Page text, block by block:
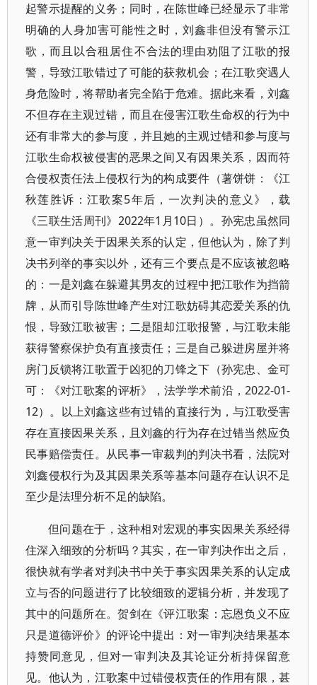
起警示提醒的义务；同时，在陈世峰已经显示了非常
明确的人身加害可能性之时，刘鑫非但没有警示江
歌，而且以合租居住不合法的理由劝阻了江歌的报
警，导致江歌错过了可能的获救机会；在江歌突遇人
身危险时，将帮助者完全陷于危难。据此来看，刘鑫
不但存在主观过错，而且在侵害江歌生命权的行为中
还有非常大的参与度，并且她的主观过错和参与度与
江歌生命权被侵害的恶果之间又有因果关系，因而符
合侵权责任法上侵权行为的构成要件（薯饼饼：《江
秋莲胜诉：江歌案5年后，一次判决的意义》，载
《三联生活周刊》2022年1月10日）。孙宪忠虽然同
意一审判决关于因果关系的认定，但他认为，除了判
决书列举的事实以外，还有三个要点是不应该被忽略
的：一是刘鑫在躲避其男友的过程中把江歌作为挡箭
牌，从而引导陈世峰产生对江歌妨碍其恋爱关系的仇
恨，导致江歌被害；二是阻却江歌报警，与江歌未能
获得警察保护负有直接责任；三是自己躲进房屋并将
房门反锁将江歌置于凶犯的刀锋之下（孙宪忠、金可
可：《对江歌案的评析》，法学学术前沿，2022-01-
12）。以上刘鑫这些有过错的直接行为，与江歌受害
存在直接因果关系，且刘鑫的行为存在过错当然应负
民事赔偿责任。从民事一审裁判的判决书看，法院对
刘鑫侵权行为及其因果关系等基本问题存在认识不足
至少是法理分析不足的缺陷。
但问题在于，这种相对宏观的事实因果关系经得
住深入细致的分析吗？其实，在一审判决作出之后，
很快就有学者对判决书中关于事实因果关系的认定成
立与否的问题进行了比较细致的逻辑分析，并发现了
其中的问题所在。贺剑在《评江歌案：忘恩负义不应
只是道德评价》的评论中提出：对一审判决结果基本
持赞同意见，但对一审判决及其论证分析持保留意
见。他认为，江歌案中过错侵权责任的作用有限，甚